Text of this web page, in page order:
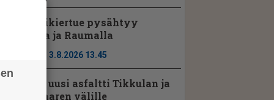
Seniorikiertue pysähtyy
Porissa ja Raumalla
3.8.2026 13.45
Vt2:lle uusi asfaltti Tikkulan ja
Kyläsaaren välille